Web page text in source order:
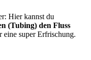
Hier kannst du
(Tubing) den Fluss
eine super Erfrischung.